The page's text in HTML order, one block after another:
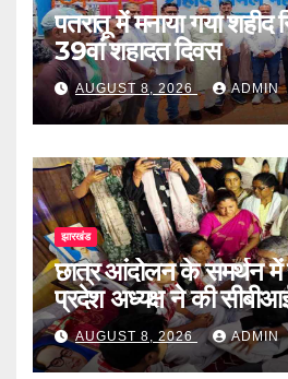
पतरातू में मनाया गया शहीद
39वां शहादत दिवस
AUGUST 8, 2026 ADMIN
झारखंड
छात्र आंदोलन के समर्थन में
प्रदेश अध्यक्ष ने की
AUGUST 8, 2026 ADMIN